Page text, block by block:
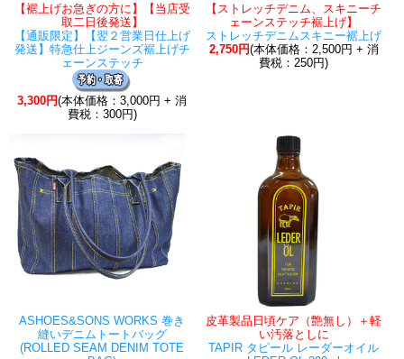
【裾上げお急ぎの方に】【当店受
取二日後発送】
【通販限定】【翌２営業日仕上げ
発送】特急仕上ジーンズ裾上げチ
ェーンステッチ
3,300円(本体価格：3,000円 + 消
費税：300円)
【ストレッチデニム、スキニーチ
ェーンステッチ裾上げ】
ストレッチデニムスキニー裾上げ
2,750円(本体価格：2,500円 + 消
費税：250円)
ASHOES&SONS WORKS 巻き
縫いデニムトートバッグ
(ROLLED SEAM DENIM TOTE
皮革製品日頃ケア（艶無し）＋軽
い汚落としに
TAPIR タピール レーダーオイル